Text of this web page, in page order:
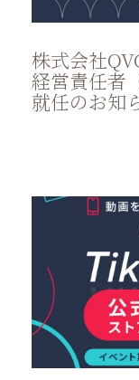
株式会社
経営責任者
就任のお知